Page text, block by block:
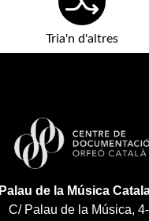
Tria'n d'altres
Palau de la Música
C/ Palau de la Música,